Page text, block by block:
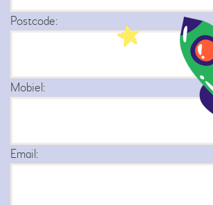
Postcode:
Mobiel:
Email: